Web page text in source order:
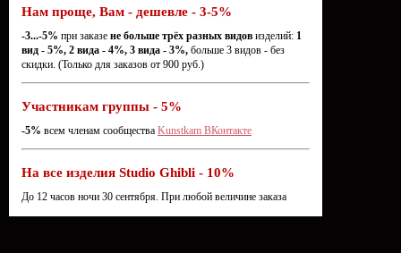
Нам проще, Вам - дешевле - 3-5%
-3...-5% при заказе не больше трёх разных видов изделий: 1
вид - 5%, 2 вида - 4%, 3 вида - 3%, больше 3 видов - без
скидки. (Только для заказов от 900 руб.)
Участникам группы - 5%
-5% всем членам сообщества Kunstkam ВКонтакте
На все изделия Studio Ghibli - 10%
До 12 часов ночи 30 сентября. При любой величине заказа